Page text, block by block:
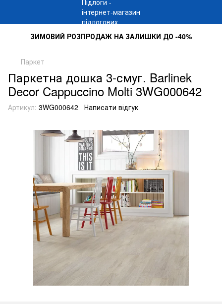
ЗИМОВИЙ РОЗПРОДАЖ НА ЗАЛИШКИ ДО -40%
Паркет
Паркетна дошка 3-смуг. Barlinek
Decor Cappuccino Molti 3WG000642
Артикул: 3WG000642 Написати відгук